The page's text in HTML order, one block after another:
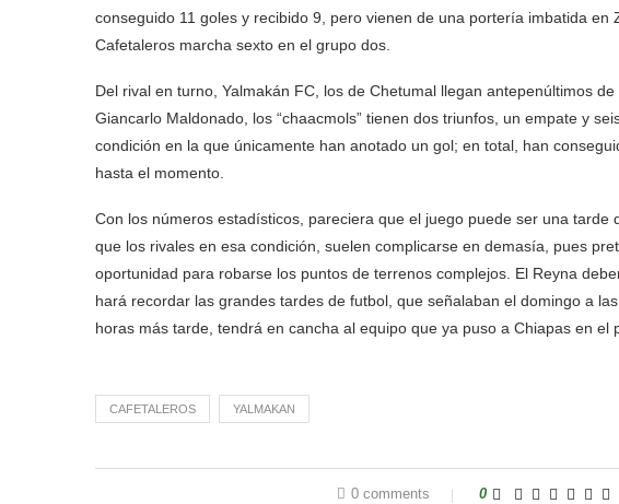
conseguido 11 goles y recibido 9, pero vienen de una portería imbatida en
Cafetaleros marcha sexto en el grupo dos.
Del rival en turno, Yalmakán FC, los de Chetumal llegan antepenúltimos
Giancarlo Maldonado, los “chaacmols” tienen dos triunfos, un empate y
condición en la que únicamente han anotado un gol; en total, han
hasta el momento.
Con los números estadísticos, pareciera que el juego puede ser una
que los rivales en esa condición, suelen complicarse en demasía, pues
oportunidad para robarse los puntos de terrenos complejos. El Reyna
hará recordar las grandes tardes de futbol, que señalaban el domingo a
horas más tarde, tendrá en cancha al equipo que ya puso a Chiapas en el
CAFETALEROS YALMAKAN
0 comments 0